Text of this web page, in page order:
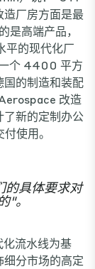
造厂房方面是最
是高端产品，
平的现代化厂
个 4400 平方
国的制造和装配
改造
了新的定制办公
使用。
的具体要求对
"。
流水线为基
分市场的高定